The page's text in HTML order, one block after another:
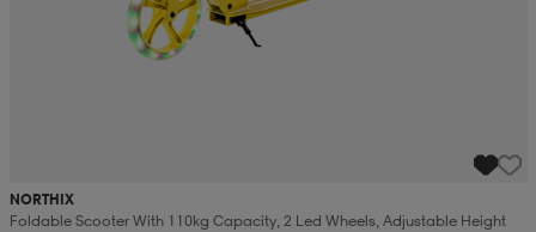
NORTHIX
Foldable Scooter With 110kg Capacity, 2 Led Wheels, Adjustable Height